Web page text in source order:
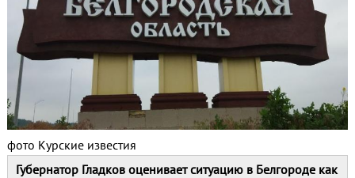
фото Курские известия
Губернатор Гладков оценивает ситуацию в Белгороде как